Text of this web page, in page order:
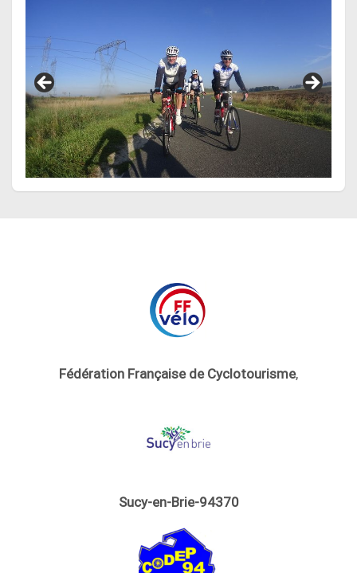
Fédération Française de Cyclotourisme,
Sucy-en-Brie-94370